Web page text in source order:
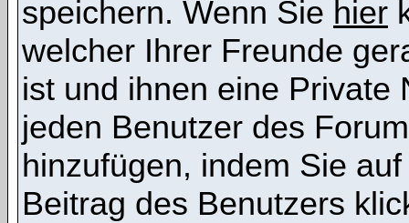
speichern. Wenn Sie hier
welcher Ihrer Freunde
ist und ihnen eine Private
jeden Benutzer des
hinzufügen, indem Sie
Beitrag des Benutzers